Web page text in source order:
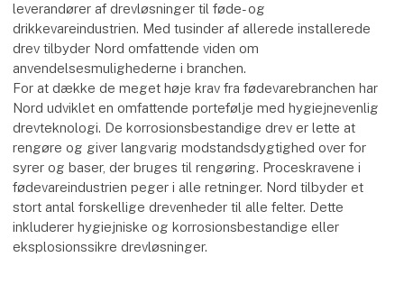
leverandører af drevløsninger til føde- og
drikkevareindustrien. Med tusinder af allerede installerede
drev tilbyder Nord omfattende viden om
anvendelsesmulighederne i branchen.
For at dække de meget høje krav fra fødevarebranchen har
Nord udviklet en omfattende portefølje med hygiejnevenlig
drevteknologi. De korrosionsbestandige drev er lette at
rengøre og giver langvarig modstandsdygtighed over for
syrer og baser, der bruges til rengøring. Proceskravene i
fødevareindustrien peger i alle retninger. Nord tilbyder et
stort antal forskellige drevenheder til alle felter. Dette
inkluderer hygiejniske og korrosionsbestandige eller
eksplosionssikre drevløsninger.